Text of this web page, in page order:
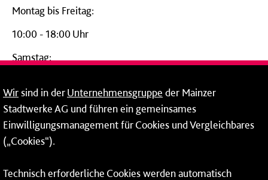
Montag bis Freitag:
10:00 - 18:00 Uhr
Samstag:
24-Stunden-Telefon*
06131 – 12 77 77
Fax: 06131 – 12 66 66
Wirsind in derUnternehmensgruppe der Mainzer
Stadtwerke AG und führen ein gemeinsames
Einwilligungsmanagement für Cookies und Vergleichbares
(„Cookies“).
Technisch erforderliche Cookies werden automatisch